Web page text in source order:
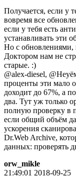
Получается, если у
вовремя все
если у тебя есть
устанавливать эти
Но с обновлениями,
Доктором нам не
старые. :)
@alex-diesel,
проценты эти мало
доходит до 67%, а
два. Тут уж только
полную проверку в
если общий объём
ускорения
Dr.Web Archive,
данных: проверять
orw_mikle
21:49:01 2018-09-25